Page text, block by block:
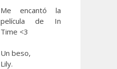
Me encantó la
película de In
Time <3
Un beso,
Lily.